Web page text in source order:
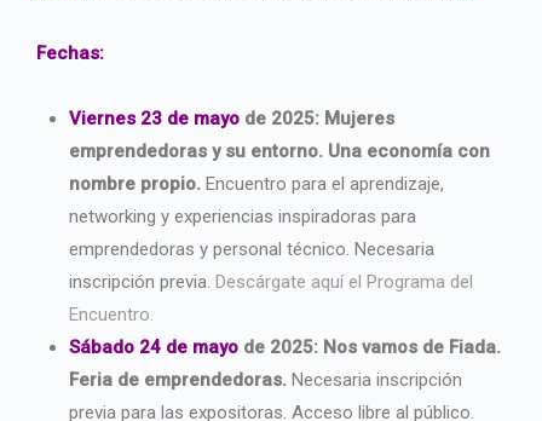
Fechas:
Viernes 23 de mayo de 2025: Mujeres
emprendedoras y su entorno. Una economía con
nombre propio. Encuentro para el aprendizaje,
networking y experiencias inspiradoras para
emprendedoras y personal técnico. Necesaria
inscripción previa. Descárgate aquí el Programa del
Encuentro.
Sábado 24 de mayo de 2025: Nos vamos de Fiada.
Feria de emprendedoras. Necesaria inscripción
previa para las expositoras. Acceso libre al público.